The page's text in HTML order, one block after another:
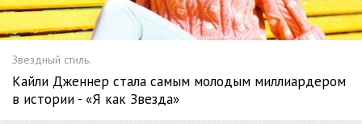
Звездный стиль.
Кайли Дженнер стала самым молодым миллиардером
в истории - «Я как Звезда»